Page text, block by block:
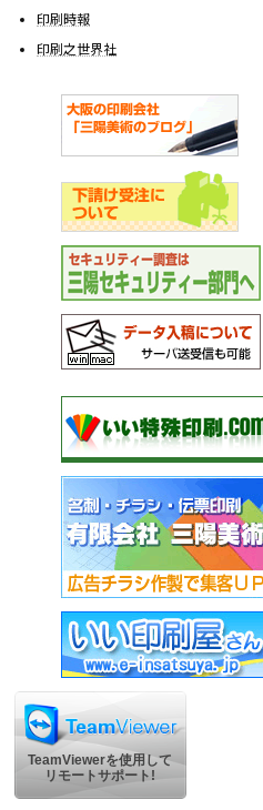
印刷時報
印刷之世界社
TeamViewerを使用して
リモートサポート!